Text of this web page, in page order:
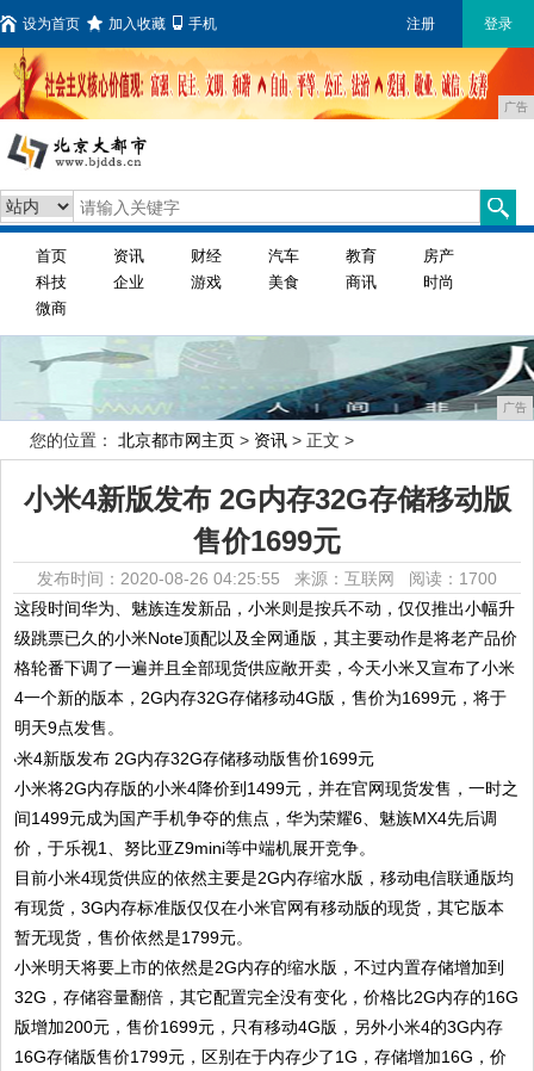
设为首页 加入收藏 手机 注册 登录
广告
首页 资讯 财经 汽车 教育
房产
科技
企业 游戏 美食 商讯
时尚
微商
广告
您的位置： 北京都市网主页 > 资讯 > 正文 >
小米4新版发布 2G内存32G存储移动版
售价1699元
发布时间：2020-08-26 04:25:55 来源：互联网 阅读：1700
这段时间华为、魅族连发新品，小米则是按兵不动，仅仅推出小幅升
级跳票已久的小米Note顶配以及全网通版，其主要动作是将老产品价
格轮番下调了一遍并且全部现货供应敞开卖，今天小米又宣布了小米
4一个新的版本，2G内存32G存储移动4G版，售价为1699元，将于
明天9点发售。
小米将2G内存版的小米4降价到1499元，并在官网现货发售，一时之
间1499元成为国产手机争夺的焦点，华为荣耀6、魅族MX4先后调
价，于乐视1、努比亚Z9mini等中端机展开竞争。
目前小米4现货供应的依然主要是2G内存缩水版，移动电信联通版均
有现货，3G内存标准版仅仅在小米官网有移动版的现货，其它版本
暂无现货，售价依然是1799元。
小米明天将要上市的依然是2G内存的缩水版，不过内置存储增加到
32G，存储容量翻倍，其它配置完全没有变化，价格比2G内存的16G
版增加200元，售价1699元，只有移动4G版，另外小米4的3G内存
16G存储版售价1799元，区别在于内存少了1G，存储增加16G，价